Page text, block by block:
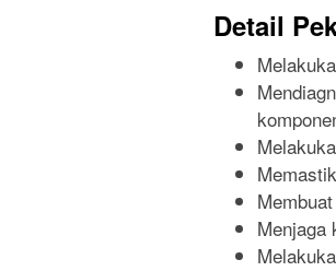
Detail
Menjaga